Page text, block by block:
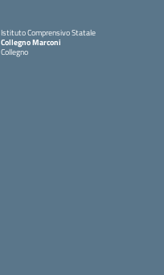
Istituto Comprensivo Statale
Collegno Marconi
Collegno